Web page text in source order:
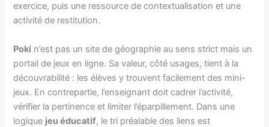
exercice, puis une ressource de contextualisation et une
activité de restitution.
Poki n’est pas un site de géographie au sens strict mais un
portail de jeux en ligne. Sa valeur, côté usages, tient à la
découvrabilité : les élèves y trouvent facilement des mini-
jeux. En contrepartie, l’enseignant doit cadrer l’activité,
vérifier la pertinence et limiter l’éparpillement. Dans une
logique jeu éducatif, le tri préalable des liens est